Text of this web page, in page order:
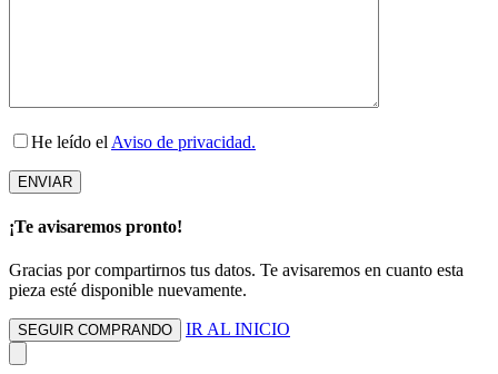
He leído el Aviso de privacidad.
¡Te avisaremos pronto!
Gracias por compartirnos tus datos. Te avisaremos en cuanto esta
pieza esté disponible nuevamente.
SEGUIR COMPRANDO IR AL INICIO